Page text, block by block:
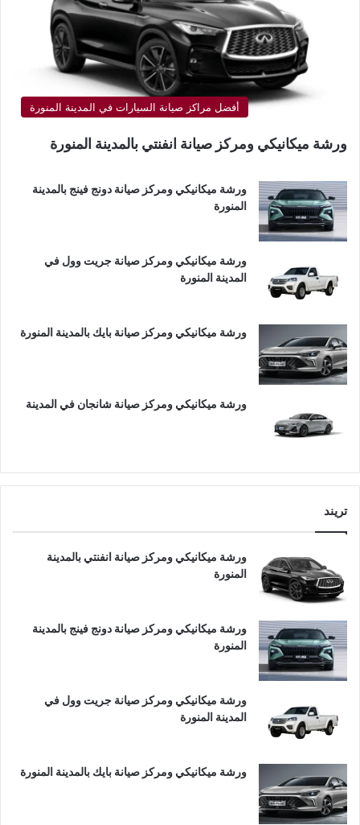
أفضل مراكز صيانة السيارات في المدينة المنورة
ورشة ميكانيكي ومركز صيانة انفنتي بالمدينة المنورة
ورشة ميكانيكي ومركز صيانة دونج فينج بالمدينة
المنورة
ورشة ميكانيكي ومركز صيانة جريت وول في
المدينة المنورة
ورشة ميكانيكي ومركز صيانة بايك بالمدينة المنورة
ورشة ميكانيكي ومركز صيانة شانجان في المدينة
تريند
ورشة ميكانيكي ومركز صيانة انفنتي بالمدينة
المنورة
ورشة ميكانيكي ومركز صيانة دونج فينج بالمدينة
المنورة
ورشة ميكانيكي ومركز صيانة جريت وول في
المدينة المنورة
ورشة ميكانيكي ومركز صيانة بايك بالمدينة المنورة